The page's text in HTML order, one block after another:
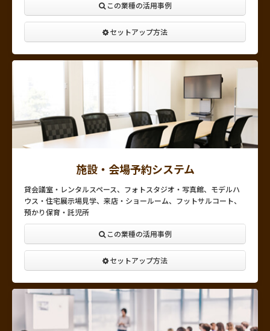
この業種の活用事例
セットアップ方法
施設・会場予約システム
貸会議室・レンタルスペース、フォトスタジオ・写真館、モデルハ
ウス・住宅展示場見学、来店・ショールーム、フットサルコート、
預かり保育・託児所
この業種の活用事例
セットアップ方法